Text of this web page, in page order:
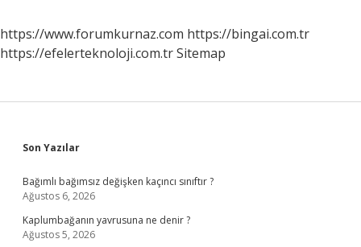
https://www.forumkurnaz.com https://bingai.com.tr
https://efelerteknoloji.com.trSitemap
Sidebar
Son Yazılar
Bağımlı bağımsız değişken kaçıncı sınıftır ?
Ağustos 6, 2026
Kaplumbağanın yavrusuna ne denir ?
Ağustos 5, 2026